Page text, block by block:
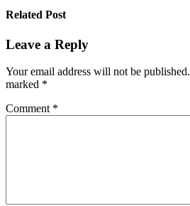
Related Post
Leave a Reply
Your email address will not be published.
marked *
Comment *